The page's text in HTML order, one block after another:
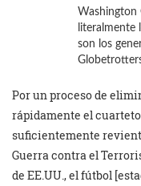
Washington
literalmente
son los
Por un proceso de
rápidamente el
suficientemente
Guerra contra el
de EE.UU., el fútbol